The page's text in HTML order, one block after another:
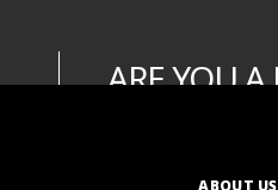
ABOUT US